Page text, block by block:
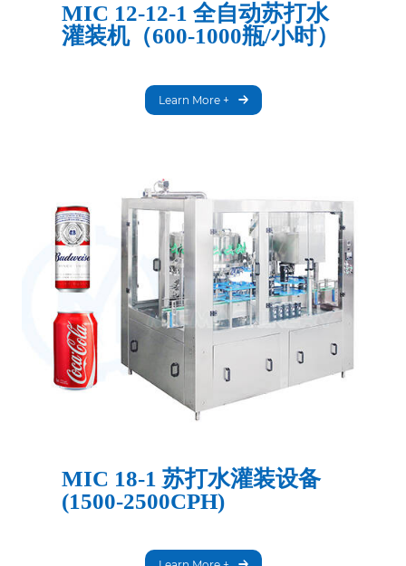
MIC 12-12-1 全自动苏打水
灌装机（600-1000瓶/小时）
Learn More +
MIC 18-1 苏打水灌装设备
(1500-2500CPH)